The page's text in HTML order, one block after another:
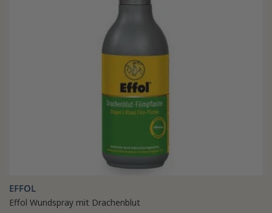
EFFOL
Effol Wundspray mit Drachenblut